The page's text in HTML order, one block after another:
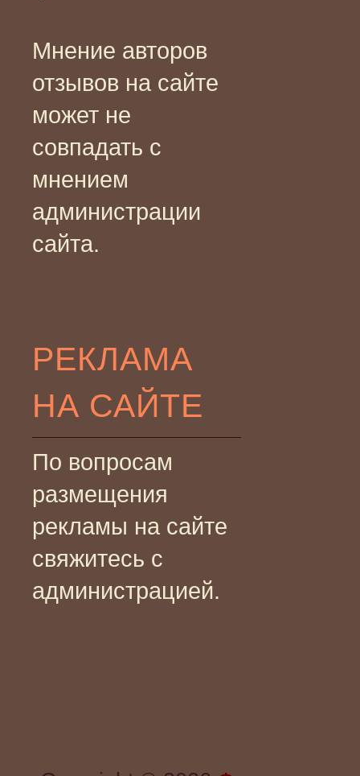
Мнение авторов
отзывов на сайте
может не
совпадать с
мнением
администрации
сайта.
РЕКЛАМА
НА САЙТЕ
По вопросам
размещения
рекламы на сайте
свяжитесь с
администрацией.